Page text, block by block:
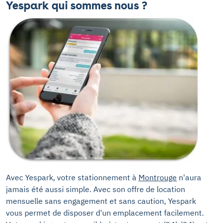
Yespark qui sommes nous ?
Avec Yespark, votre stationnement à Montrouge n'aura
jamais été aussi simple. Avec son offre de location
mensuelle sans engagement et sans caution, Yespark
vous permet de disposer d'un emplacement facilement.